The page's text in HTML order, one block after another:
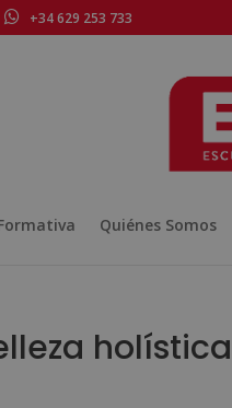
+34 629 253 733
Quiénes Somos